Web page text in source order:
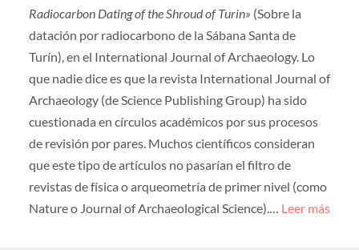
Radiocarbon Dating of the Shroud of Turin» (Sobre la
datación por radiocarbono de la Sábana Santa de
Turín), en el International Journal of Archaeology. Lo
que nadie dice es que la revista International Journal of
Archaeology (de Science Publishing Group) ha sido
cuestionada en círculos académicos por sus procesos
de revisión por pares. Muchos científicos consideran
que este tipo de artículos no pasarían el filtro de
revistas de física o arqueometría de primer nivel (como
Nature o Journal of Archaeological Science).… Leer más